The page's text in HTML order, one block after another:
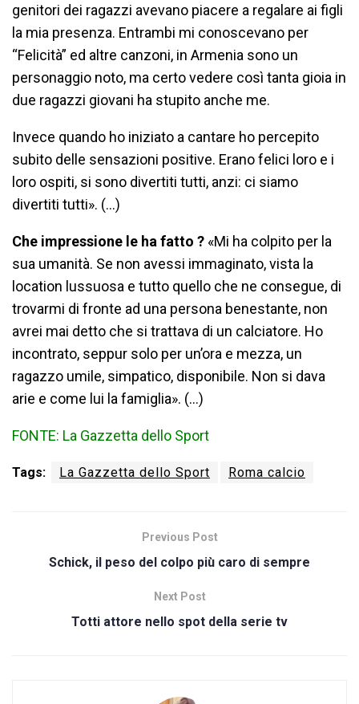
genitori dei ragazzi avevano piacere a regalare ai figli
la mia presenza. Entrambi mi conoscevano per
“Felicità” ed altre canzoni, in Armenia sono un
personaggio noto, ma certo vedere così tanta gioia in
due ragazzi giovani ha stupito anche me.
Invece quando ho iniziato a cantare ho percepito
subito delle sensazioni positive. Erano felici loro e i
loro ospiti, si sono divertiti tutti, anzi: ci siamo
divertiti tutti». (…)
Che impressione le ha fatto ? «Mi ha colpito per la
sua umanità. Se non avessi immaginato, vista la
location lussuosa e tutto quello che ne consegue, di
trovarmi di fronte ad una persona benestante, non
avrei mai detto che si trattava di un calciatore. Ho
incontrato, seppur solo per un’ora e mezza, un
ragazzo umile, simpatico, disponibile. Non si dava
arie e come lui la famiglia». (…)
FONTE: La Gazzetta dello Sport
Tags: La Gazzetta dello Sport Roma calcio
Previous Post
Schick, il peso del colpo più caro di sempre
Next Post
Totti attore nello spot della serie tv